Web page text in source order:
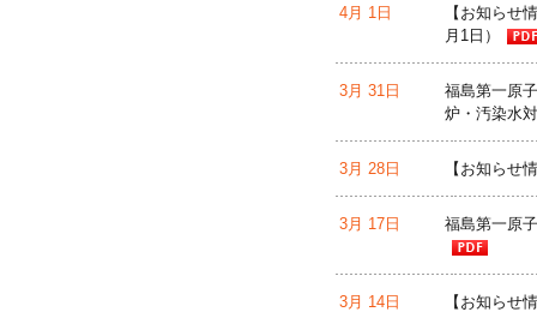
4月 1日
【お知らせ
月1日）
3月 31日
福島第一原
炉・汚染水
3月 28日 【お知らせ
3月 17日 福島第一原
3月 14日 【お知らせ